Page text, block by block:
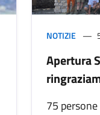
NOTIZIE
Apertura
75